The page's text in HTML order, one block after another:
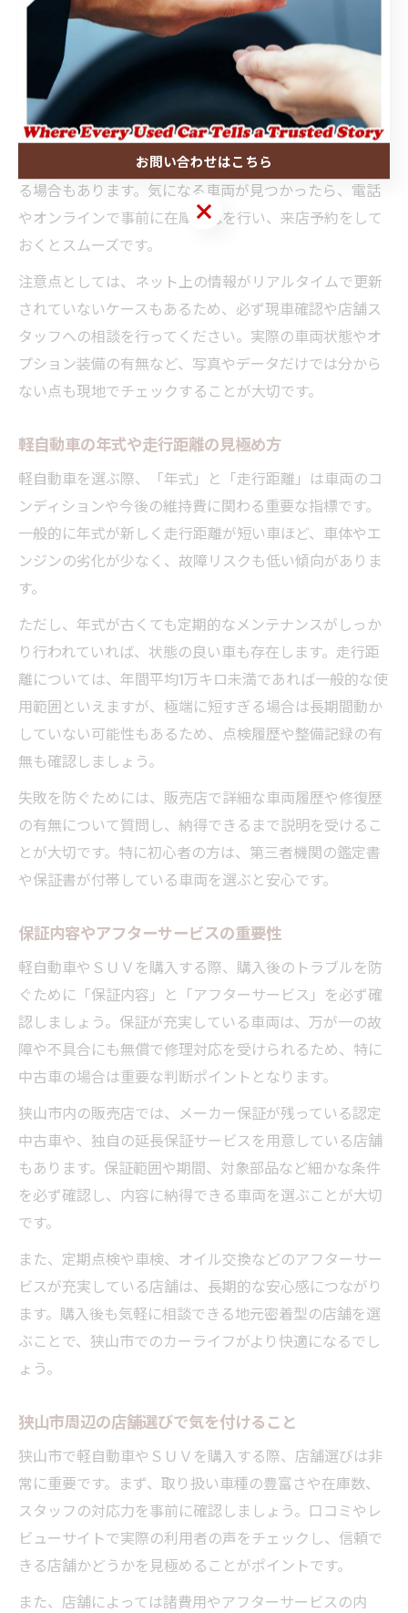
センサーやグーネットなどの大手サイトでは、エリアや
車種、価格帯、年式など細かく条件を絞って検索でき、
希望に合う車両を素早く比較できます。
また、地元ディーラーのホームページでは、最新の在庫
状況や限定キャンペーン情報が掲載されていることが多
く、直接問い合わせることで未公開の車両情報を得られ
る場合もあります。気になる車両が見つかったら、電話
やオンラインで事前に在庫確認を行い、来店予約をして
おくとスムーズです。
注意点としては、ネット上の情報がリアルタイムで更新
されていないケースもあるため、必ず現車確認や店舗ス
タッフへの相談を行ってください。実際の車両状態やオ
プション装備の有無など、写真やデータだけでは分から
ない点も現地でチェックすることが大切です。
軽自動車の年式や走行距離の見極め方
軽自動車を選ぶ際、「年式」と「走行距離」は車両のコ
ンディションや今後の維持費に関わる重要な指標です。
一般的に年式が新しく走行距離が短い車ほど、車体やエ
ンジンの劣化が少なく、故障リスクも低い傾向がありま
す。
ただし、年式が古くても定期的なメンテナンスがしっか
り行われていれば、状態の良い車も存在します。走行距
離については、年間平均1万キロ未満であれば一般的な使
用範囲といえますが、極端に短すぎる場合は長期間動か
していない可能性もあるため、点検履歴や整備記録の有
無も確認しましょう。
失敗を防ぐためには、販売店で詳細な車両履歴や修復歴
の有無について質問し、納得できるまで説明を受けるこ
とが大切です。特に初心者の方は、第三者機関の鑑定書
や保証書が付帯している車両を選ぶと安心です。
保証内容やアフターサービスの重要性
軽自動車やＳＵＶを購入する際、購入後のトラブルを防
ぐために「保証内容」と「アフターサービス」を必ず確
認しましょう。保証が充実している車両は、万が一の故
障や不具合にも無償で修理対応を受けられるため、特に
中古車の場合は重要な判断ポイントとなります。
狭山市内の販売店では、メーカー保証が残っている認定
中古車や、独自の延長保証サービスを用意している店舗
もあります。保証範囲や期間、対象部品など細かな条件
を必ず確認し、内容に納得できる車両を選ぶことが大切
です。
また、定期点検や車検、オイル交換などのアフターサー
ビスが充実している店舗は、長期的な安心感につながり
ます。購入後も気軽に相談できる地元密着型の店舗を選
ぶことで、狭山市でのカーライフがより快適になるでし
ょう。
狭山市周辺の店舗選びで気を付けること
狭山市で軽自動車やＳＵＶを購入する際、店舗選びは非
常に重要です。まず、取り扱い車種の豊富さや在庫数、
スタッフの対応力を事前に確認しましょう。口コミやレ
ビューサイトで実際の利用者の声をチェックし、信頼で
きる店舗かどうかを見極めることがポイントです。
また、店舗によっては諸費用やアフターサービスの内
お問い合わせはこちら
お問い合わせはこちら